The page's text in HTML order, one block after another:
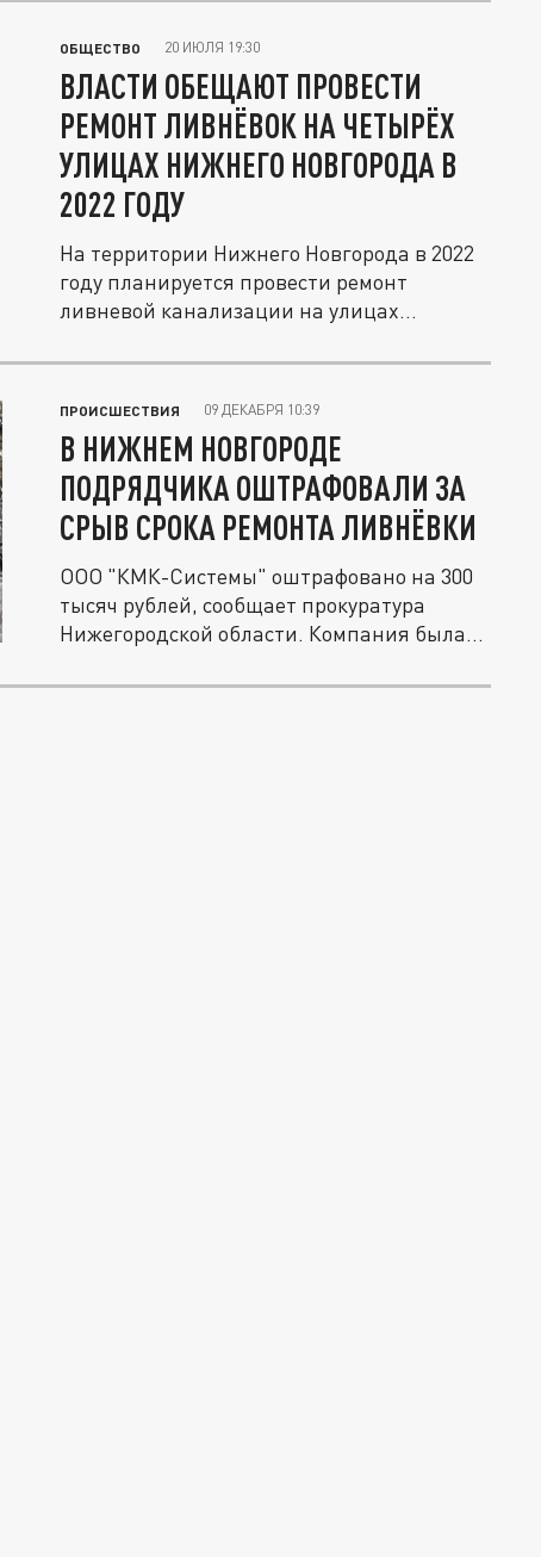
ОБЩЕСТВО 20 ИЮЛЯ 19:30
ВЛАСТИ ОБЕЩАЮТ ПРОВЕСТИ
РЕМОНТ ЛИВНЁВОК НА ЧЕТЫРЁХ
УЛИЦАХ НИЖНЕГО НОВГОРОДА В
2022 ГОДУ
На территории Нижнего Новгорода в 2022
году планируется провести ремонт
ливневой канализации на улицах...
ПРОИСШЕСТВИЯ 09 ДЕКАБРЯ 10:39
В НИЖНЕМ НОВГОРОДЕ
ПОДРЯДЧИКА ОШТРАФОВАЛИ ЗА
СРЫВ СРОКА РЕМОНТА ЛИВНЁВКИ
ООО "КМК-Системы" оштрафовано на 300
тысяч рублей, сообщает прокуратура
Нижегородской области. Компания была...